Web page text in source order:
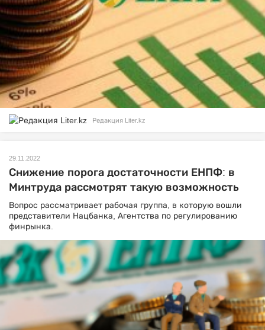
Редакция Liter.kz
29.11.2022
Снижение порога достаточности ЕНПФ: в
Минтруда рассмотрят такую возможность
Вопрос рассматривает рабочая группа, в которую вошли
представители Нацбанка, Агентства по регулированию
финрынка.